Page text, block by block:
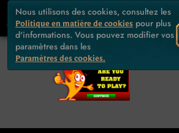
Nous utilisons des cookies, consultez les
Politique en matière de cookies pour plus
d'informations. Vous pouvez modifier vos
paramètres dans les
Paramètres des cookies.